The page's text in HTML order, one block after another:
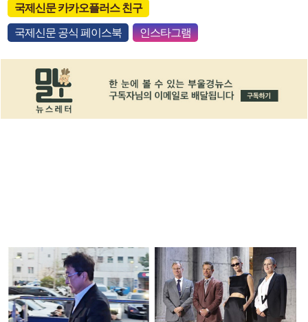
국제신문 카카오플러스 친구
국제신문 공식 페이스북 인스타그램